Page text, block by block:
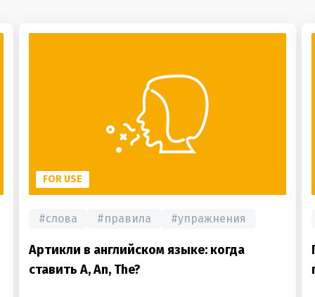
FOR USE
#слова #правила #упражнения
Артикли в английском языке: когда
ставить A, An, The?